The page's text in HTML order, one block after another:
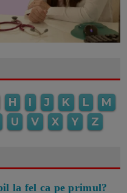
H I J K L
M
U V X Y Z
la fel ca pe primul?